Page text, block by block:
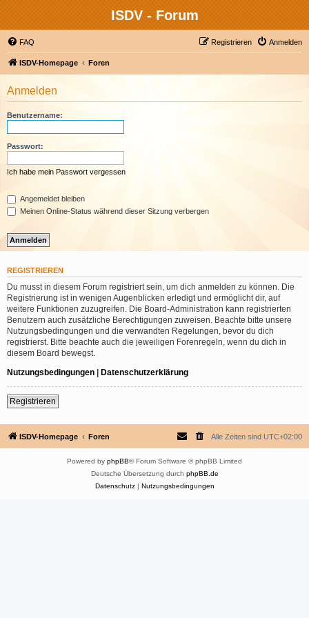
ISDV - Forum
FAQ Anmelden
Registrieren
ISDV-Homepage Foren
Anmelden
Benutzername:
Passwort:
Ich habe mein Passwort vergessen
Angemeldet bleiben
Meinen Online-Status während dieser Sitzung verbergen
REGISTRIEREN
Du musst in diesem Forum registriert sein, um dich anmelden zu können. Die
Registrierung ist in wenigen Augenblicken erledigt und ermöglicht dir, auf
weitere Funktionen zuzugreifen. Die Board-Administration kann registrierten
Benutzern auch zusätzliche Berechtigungen zuweisen. Beachte bitte unsere
Nutzungsbedingungen und die verwandten Regelungen, bevor du dich
registrierst. Bitte beachte auch die jeweiligen Forenregeln, wenn du dich in
diesem Board bewegst.
Nutzungsbedingungen | Datenschutzerklärung
Registrieren
ISDV-Homepage Foren Alle Zeiten sind UTC+02:00
Powered by phpBB® Forum Software © phpBB Limited
Deutsche Übersetzung durch phpBB.de
Datenschutz| Nutzungsbedingungen